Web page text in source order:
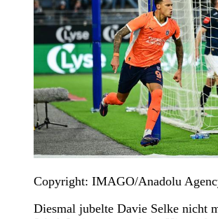
Copyright: IMAGO/Anadolu
Diesmal jubelte Davie Selke nicht